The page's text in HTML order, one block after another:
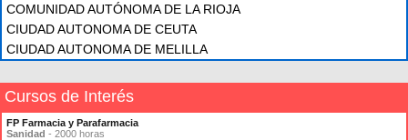
COMUNIDAD AUTÓNOMA DE LA RIOJA
CIUDAD AUTONOMA DE CEUTA
CIUDAD AUTONOMA DE MELILLA
Cursos de Interés
FP Farmacia y Parafarmacia
Sanidad - 2000 horas